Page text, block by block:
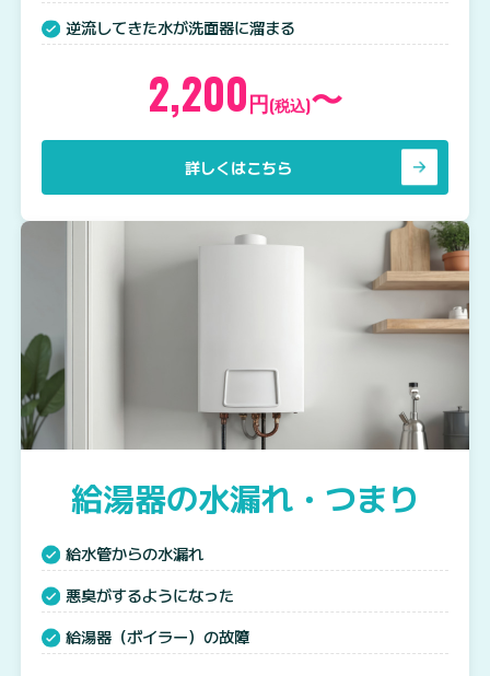
逆流してきた水が洗面器に溜まる
2,200円(税込)〜
詳しくはこちら
給湯器の水漏れ・つまり
給水管からの水漏れ
悪臭がするようになった
給湯器（ボイラー）の故障